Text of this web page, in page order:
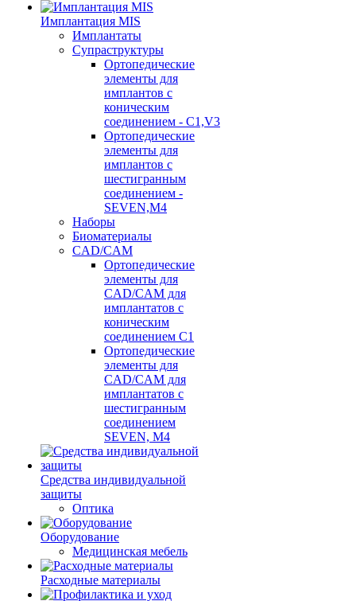
Имплантация MIS
Имплантаты
Супраструктуры
Ортопедические
элементы для
имплантов с
коническим
соединением - C1,V3
Ортопедические
элементы для
имплантов с
шестигранным
соединением -
SEVEN,M4
Наборы
Биоматериалы
CAD/CAM
Ортопедические
элементы для
CAD/CAM для
имплантатов с
коническим
соединением С1
Ортопедические
элементы для
CAD/CAM для
имплантатов с
шестигранным
соединением
SEVEN, М4
Средства индивидуальной
защиты
Оптика
Оборудование
Медицинская мебель
Расходные материалы